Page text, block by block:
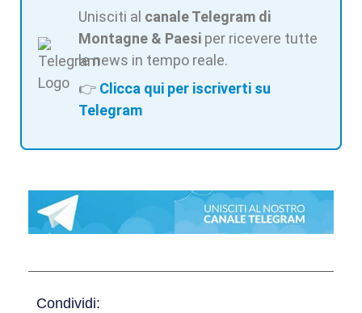
Unisciti al canale Telegram di
Montagne & Paesi per ricevere tutte
le news in tempo reale.
👉 Clicca qui per iscriverti su
Telegram
Condividi: